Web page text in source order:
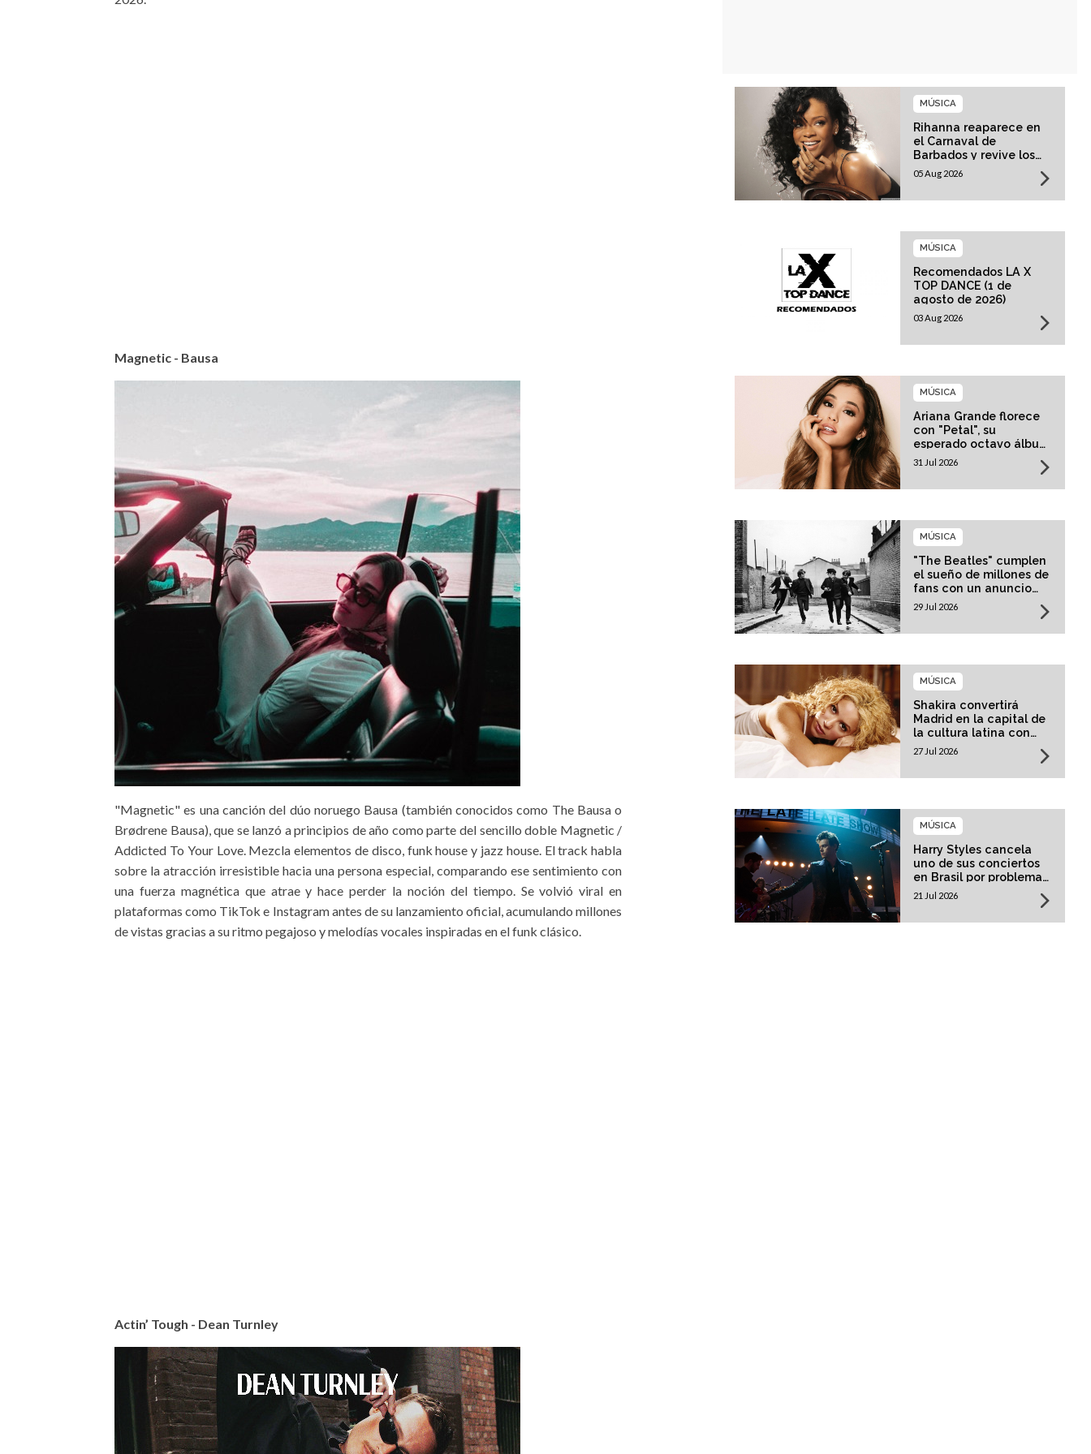
Magnetic - Bausa
"Magnetic" es una canción del dúo noruego Bausa (también conocidos como The Bausa o
Brødrene Bausa), que se lanzó a principios de año como parte del sencillo doble Magnetic /
Addicted To Your Love. Mezcla elementos de disco, funk house y jazz house. El track habla
sobre la atracción irresistible hacia una persona especial, comparando ese sentimiento con
una fuerza magnética que atrae y hace perder la noción del tiempo. Se volvió viral en
plataformas como TikTok e Instagram antes de su lanzamiento oficial, acumulando millones
de vistas gracias a su ritmo pegajoso y melodías vocales inspiradas en el funk clásico.
Actin’ Tough - Dean Turnley
Rihanna reaparece en
el Carnaval de
Barbados y revive los
rumores sobre su
esperado regreso
MÚSICA
05 Aug 2026
Recomendados LA X
TOP DANCE (1 de
agosto de 2026)
MÚSICA
03 Aug 2026
Ariana Grande florece
con "Petal", su
esperado octavo álbum
de estudio
MÚSICA
31 Jul 2026
"The Beatles" cumplen
el sueño de millones de
fans con un anuncio
histórico
MÚSICA
29 Jul 2026
Shakira convertirá
Madrid en la capital de
la cultura latina con
una residencia histórica
MÚSICA
27 Jul 2026
Harry Styles cancela
uno de sus conciertos
en Brasil por problemas
de salud
MÚSICA
21 Jul 2026